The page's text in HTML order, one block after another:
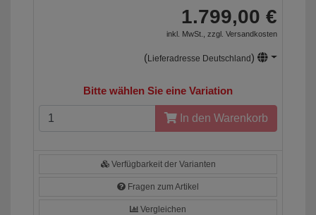
1.799,00 €
inkl. MwSt., zzgl. Versandkosten
(Lieferadresse Deutschland)
Bitte wählen Sie eine Variation
In den Warenkorb
Verfügbarkeit der Varianten
Fragen zum Artikel
Vergleichen